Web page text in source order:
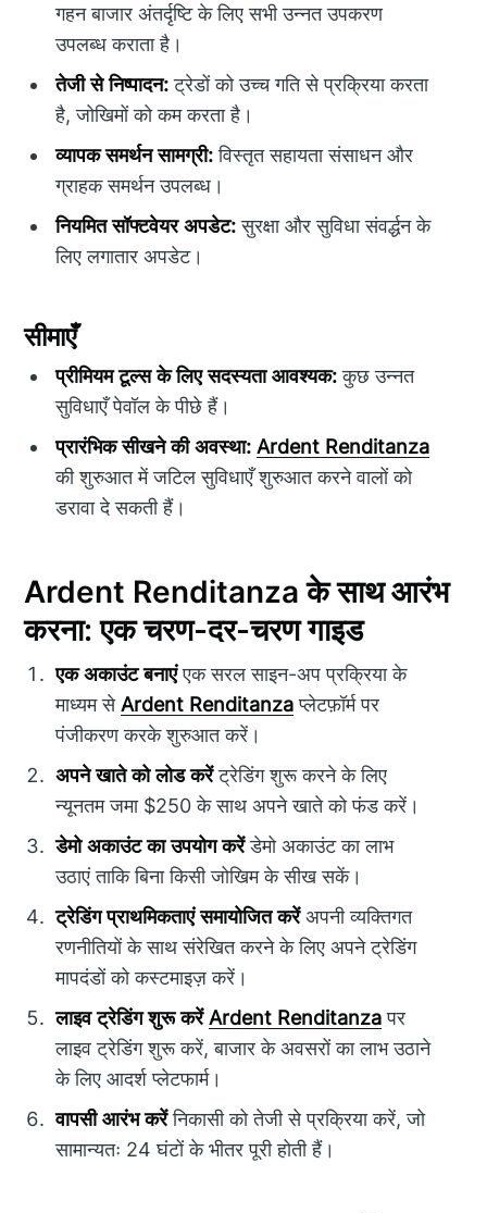
गहन बाजार अंतर्दृष्टि के लिए सभी उन्नत उपकरण
उपलब्ध कराता है।
तेजी से निष्पादन:ट्रेडों को उच्च गति से प्रक्रिया करता
है, जोखिमों को कम करता है।
व्यापक समर्थन सामग्री:विस्तृत सहायता संसाधन और
ग्राहक समर्थन उपलब्ध।
नियमित सॉफ्टवेयर अपडेट:सुरक्षा और सुविधा संवर्द्धन के
लिए लगातार अपडेट।
सीमाएँ
प्रीमियम टूल्स के लिए सदस्यता आवश्यक:कुछ उन्नत
सुविधाएँ पेवॉल के पीछे हैं।
प्रारंभिक सीखने की अवस्था: Ardent Renditanza
की शुरुआत में जटिल सुविधाएँ शुरुआत करने वालों को
डरावा दे सकती हैं।
Ardent Renditanza के साथ आरंभ
करना: एक चरण-दर-चरण गाइड
एक अकाउंट बनाएंएक सरल साइन-अप प्रक्रिया के
माध्यम सेArdent Renditanzaप्लेटफ़ॉर्म पर
पंजीकरण करके शुरुआत करें।
अपने खाते को लोड करेंट्रेडिंग शुरू करने के लिए
न्यूनतम जमा $250 के साथ अपने खाते को फंड करें।
डेमो अकाउंट का उपयोग करेंडेमो अकाउंट का लाभ
उठाएं ताकि बिना किसी जोखिम के सीख सकें।
ट्रेडिंग प्राथमिकताएं समायोजित करेंअपनी व्यक्तिगत
रणनीतियों के साथ संरेखित करने के लिए अपने ट्रेडिंग
मापदंडों को कस्टमाइज़ करें।
लाइव ट्रेडिंग शुरू करें Ardent Renditanzaपर
लाइव ट्रेडिंग शुरू करें, बाजार के अवसरों का लाभ उठाने
के लिए आदर्श प्लेटफार्म।
वापसी आरंभ करेंनिकासी को तेजी से प्रक्रिया करें, जो
सामान्यतः 24 घंटों के भीतर पूरी होती हैं।